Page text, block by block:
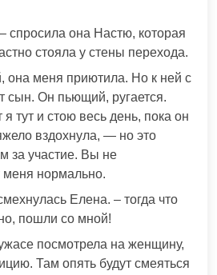
она Настю, которая
стояла у стены перехода.
меня приютила. Но к ней с
сын. Он пьющий, ругается.
тут и стою весь день, пока он
вздохнула, — но это
за участие. Вы не
меня нормально.
Елена. – тогда что
пошли со мной!
посмотрела на женщину,
Там опять будут смеяться